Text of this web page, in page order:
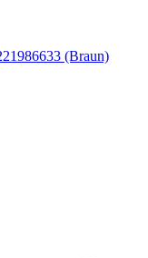
(Braun)